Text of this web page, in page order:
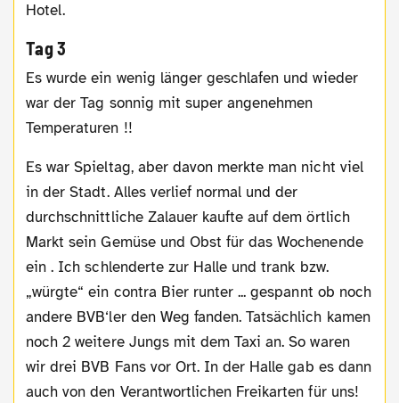
Hotel.
Tag 3
Es wurde ein wenig länger geschlafen und wieder
war der Tag sonnig mit super angenehmen
Temperaturen !!
Es war Spieltag, aber davon merkte man nicht viel
in der Stadt. Alles verlief normal und der
durchschnittliche Zalauer kaufte auf dem örtlich
Markt sein Gemüse und Obst für das Wochenende
ein . Ich schlenderte zur Halle und trank bzw.
„würgte“ ein contra Bier runter ... gespannt ob noch
andere BVB‘ler den Weg fanden. Tatsächlich kamen
noch 2 weitere Jungs mit dem Taxi an. So waren
wir drei BVB Fans vor Ort. In der Halle gab es dann
auch von den Verantwortlichen Freikarten für uns!